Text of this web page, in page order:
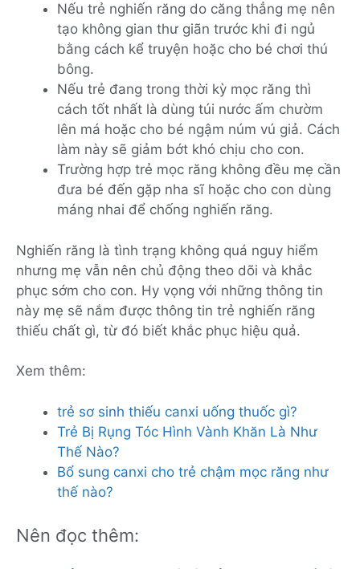
Nếu trẻ nghiến răng do căng thẳng mẹ nên
tạo không gian thư giãn trước khi đi ngủ
bằng cách kể truyện hoặc cho bé chơi thú
bông.
Nếu trẻ đang trong thời kỳ mọc răng thì
cách tốt nhất là dùng túi nước ấm chườm
lên má hoặc cho bé ngậm núm vú giả. Cách
làm này sẽ giảm bớt khó chịu cho con.
Trường hợp trẻ mọc răng không đều mẹ cần
đưa bé đến gặp nha sĩ hoặc cho con dùng
máng nhai để chống nghiến răng.
Nghiến răng là tình trạng không quá nguy hiểm
nhưng mẹ vẫn nên chủ động theo dõi và khắc
phục sớm cho con. Hy vọng với những thông tin
này mẹ sẽ nắm được thông tin trẻ nghiến răng
thiếu chất gì, từ đó biết khắc phục hiệu quả.
Xem thêm:
trẻ sơ sinh thiếu canxi uống thuốc gì?
Trẻ Bị Rụng Tóc Hình Vành Khăn Là Như
Thế Nào?
Bổ sung canxi cho trẻ chậm mọc răng như
thế nào?
Nên đọc thêm: